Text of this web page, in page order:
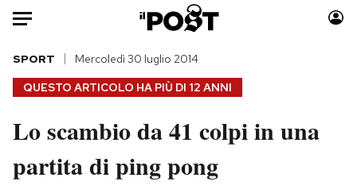
Auto
HOME
Italia
Politica
Moda
Consumismi
QUESTO ARTICOLO HA PIÙ DI 12 ANNI
SPORT Mercoledì 30 luglio 2014
Lo scambio da 41 colpi in una
partita di ping pong